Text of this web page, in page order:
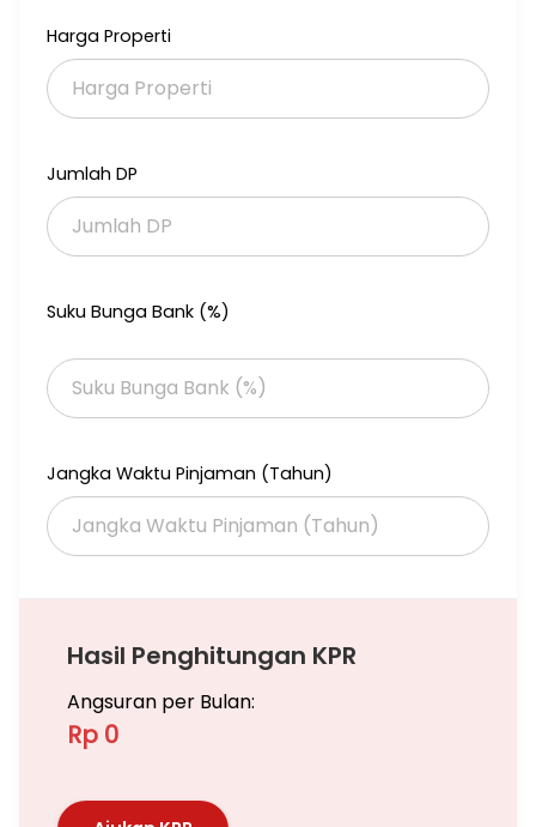
Harga Properti
Jumlah DP
Suku Bunga Bank (%)
Jangka Waktu Pinjaman (Tahun)
Hasil Penghitungan KPR
Angsuran per Bulan:
Rp 0